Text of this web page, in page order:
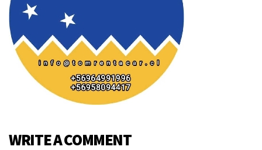
WRITE A COMMENT